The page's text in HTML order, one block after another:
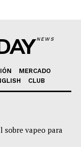
NEWS
MERCADO
CLUB
sobre vapeo para